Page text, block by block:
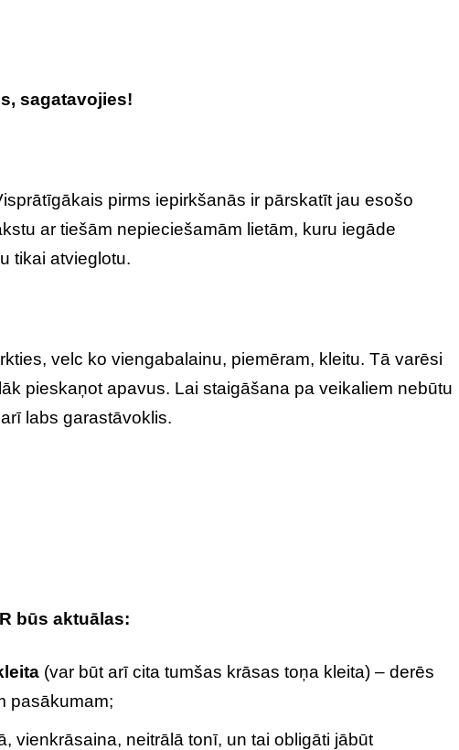
sagatavojies!
pirms iepirkšanās ir pārskatīt jau esošo
ar tiešām nepieciešamām lietām, kuru iegāde
tikai atvieglotu.
velc ko viengabalainu, piemēram, kleitu. Tā varēsi
pieskaņot apavus. Lai staigāšana pa veikaliem nebūtu
labs garastāvoklis.
būs aktuālas:
(var būt arī cita tumšas krāsas toņa kleita) – derēs
pasākumam;
vienkrāsaina, neitrālā tonī, un tai obligāti jābūt